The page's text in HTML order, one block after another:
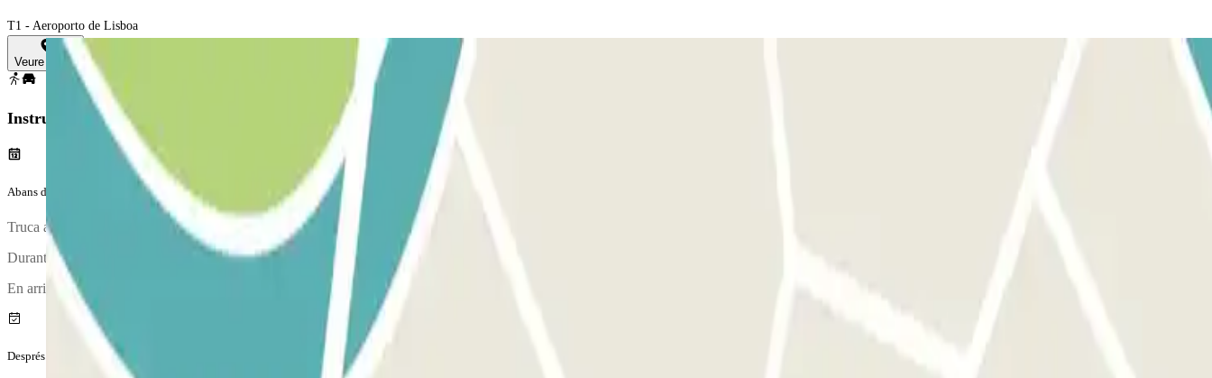
T1 - Aeroporto de Lisboa
Veure mapa
Instruccions
Abans del teu viatge
Truca al pàrquing aproximadament 10 minuts abans d'arribar a l'aeroport. El número de telèfon de l'aparcament es proporcionarà un cop feta la reserva.
Durant la trucada, una persona et confirmarà el punt de trobada.
En arribar es realitzarà una inspecció del teu vehicle.
Després del teu viatge